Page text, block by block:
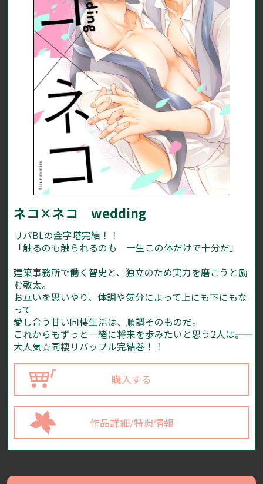
ネコ×ネコ wedding
リバBLの金字塔完結！！
「触るのも触られるのも 一生この体だけで十分だ」
建築事務所で働く智史と、独立のため実力を磨こうと励
む敬太。
お互いを思いやり、体調や気分によって上にも下にもな
って
愛し合う甘い同棲生活は、順調そのものだ。
これからもずっと一緒に将来を歩みたいと思う2人は――。
大人気☆同棲リバップル完結巻！！
購入する
作品詳細/特典情報